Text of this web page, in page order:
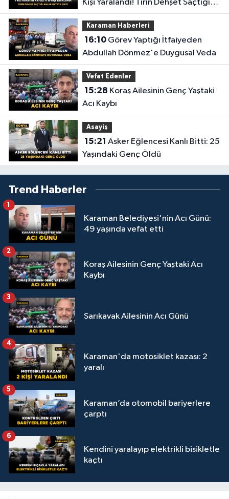
Kişi Yaralandı! Tırın Dehşet Saçtığı
Anlar Ortaya Çıktı
Karaman Haberleri
16:10Görev Yaptığı İtfaiyeden
Abdullah Dönmez'e Duygusal Veda
Vefat Edenler
15:28
Acı Kaybı
Asayiş
15:21
Yaşındaki Genç Öldü
Trend Haberler
Karaman Belediyesi'nin Acı Günü:
49 yaşında vefat etti
1
Koraş Ailesinin Genç Yaştaki Acı
Kaybı
2
Sarıkavak Ailesinin Acı Günü
3
Karaman'da motosiklet kazası: 2
yaralı
4
Karaman’da otomobil bariyerlere
çarptı
5
Kendini yaralayıp elektrikli bisikletle
kaçtı
6